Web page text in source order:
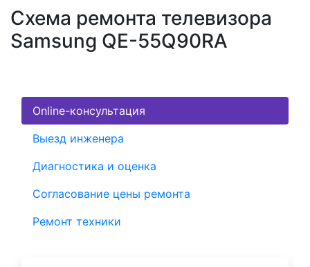
Схема ремонта телевизора
Samsung QE-55Q90RA
Online-консультация
Выезд инженера
Диагностика и оценка
Согласование цены ремонта
Ремонт техники